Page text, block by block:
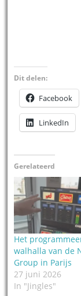
Dit delen:
Facebook
LinkedIn
Gerelateerd
Het
walhalla van de
Group in Parijs
27 juni 2026
In "Jingles"